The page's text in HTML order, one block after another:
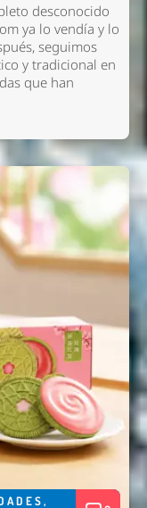
desconocido
ya lo vendía y lo
seguimos
y tradicional en
que han
,